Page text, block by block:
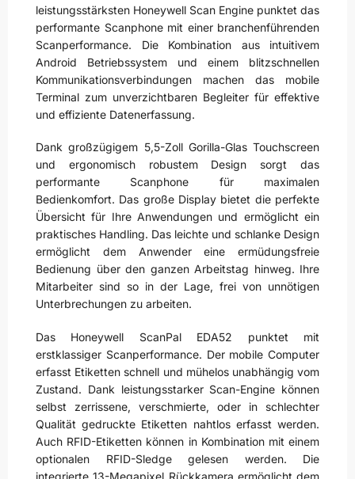
leistungsstärksten Honeywell Scan Engine punktet das
performante Scanphone mit einer branchenführenden
Scanperformance. Die Kombination aus intuitivem
Android Betriebssystem und einem blitzschnellen
Kommunikationsverbindungen machen das mobile
Terminal zum unverzichtbaren Begleiter für effektive
und effiziente Datenerfassung.
Dank großzügigem 5,5-Zoll Gorilla-Glas Touchscreen
und ergonomisch robustem Design sorgt das
performante Scanphone für maximalen
Bedienkomfort. Das große Display bietet die perfekte
Übersicht für Ihre Anwendungen und ermöglicht ein
praktisches Handling. Das leichte und schlanke Design
ermöglicht dem Anwender eine ermüdungsfreie
Bedienung über den ganzen Arbeitstag hinweg. Ihre
Mitarbeiter sind so in der Lage, frei von unnötigen
Unterbrechungen zu arbeiten.
Das Honeywell ScanPal EDA52 punktet mit
erstklassiger Scanperformance. Der mobile Computer
erfasst Etiketten schnell und mühelos unabhängig vom
Zustand. Dank leistungsstarker Scan-Engine können
selbst zerrissene, verschmierte, oder in schlechter
Qualität gedruckte Etiketten nahtlos erfasst werden.
Auch RFID-Etiketten können in Kombination mit einem
optionalen RFID-Sledge gelesen werden. Die
integrierte 13-Megapixel Rückkamera ermöglicht dem